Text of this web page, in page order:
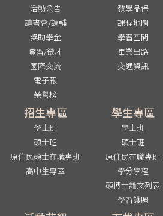
活動公告
讀書會/課輔
獎助學金
實習/徵才
國際交流
電子報
榮譽榜
教學品保
課程地圖
學習空間
畢業出路
交通資訊
招生專區
學士班
碩士班
原住民碩士在職專班
高中生專區
學生專區
學士班
碩士班
原住民在職專班
學分學程
碩博士論文列表
學習護照